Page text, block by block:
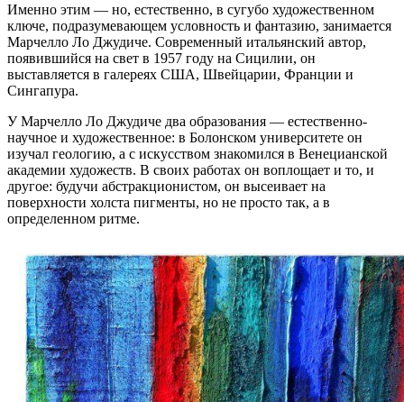
Именно этим — но, естественно, в сугубо художественном
ключе, подразумевающем условность и фантазию, занимается
Марчелло Ло Джудиче. Современный итальянский автор,
появившийся на свет в 1957 году на Сицилии, он
выставляется в галереях США, Швейцарии, Франции и
Сингапура.
У Марчелло Ло Джудиче два образования — естественно-
научное и художественное: в Болонском университете он
изучал геологию, а с искусством знакомился в Венецианской
академии художеств. В своих работах он воплощает и то, и
другое: будучи абстракционистом, он высеивает на
поверхности холста пигменты, но не просто так, а в
определенном ритме.